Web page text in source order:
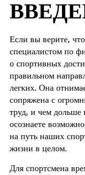
Если вы верите,
специалистом по
о спортивных
правильном
легких. Она
сопряжена с
труд, и чем дольше
осознаете
на путь наших
жизни в целом.
Для спортсмена